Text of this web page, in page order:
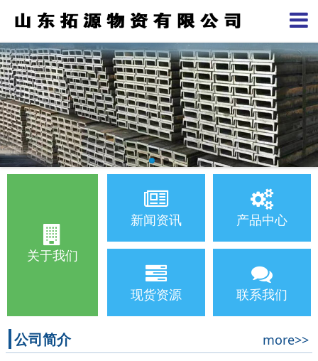
关于我们
新闻资讯 产品中心
现货资源 联系我们
公司简介 more>>